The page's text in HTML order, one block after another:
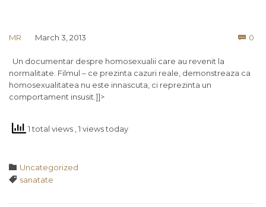
MR March 3, 2013  0
Un documentar despre homosexualii care au revenit la
normalitate. Filmul – ce prezinta cazuri reale, demonstreaza ca
homosexualitatea nu este innascuta, ci reprezinta un
comportament insusit.]]>
1 total views , 1 views today
 Category
Uncategorized
 Tags
sanatate